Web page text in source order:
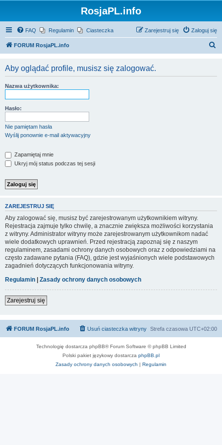
RosjaPL.info
FAQ Regulamin Ciasteczka Zaloguj się
Zarejestruj się
FORUM RosjaPL.info
Aby oglądać profile, musisz się zalogować.
Nazwa użytkownika:
Hasło:
Nie pamiętam hasła
Wyślij ponownie e-mail aktywacyjny
Zapamiętaj mnie
Ukryj mój status podczas tej sesji
ZAREJESTRUJ SIĘ
Aby zalogować się, musisz być zarejestrowanym użytkownikiem witryny.
Rejestracja zajmuje tylko chwilę, a znacznie zwiększa możliwości korzystania
z witryny. Administrator witryny może zarejestrowanym użytkownikom nadać
wiele dodatkowych uprawnień. Przed rejestracją zapoznaj się z naszym
regulaminem, zasadami ochrony danych osobowych oraz z odpowiedziami na
często zadawane pytania (FAQ), gdzie jest wyjaśnionych wiele podstawowych
zagadnień dotyczących funkcjonowania witryny.
Regulamin | Zasady ochrony danych osobowych
Zarejestruj się
FORUM RosjaPL.info Strefa czasowa UTC+02:00
Usuń ciasteczka witryny
Technologię dostarcza phpBB® Forum Software © phpBB Limited
Polski pakiet językowy dostarcza phpBB.pl
Zasady ochrony danych osobowych | Regulamin